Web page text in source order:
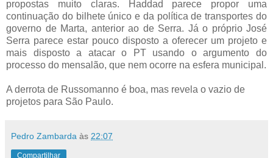
propostas muito claras. Haddad parece propor uma
continuação do bilhete único e da política de transportes do
governo de Marta, anterior ao de Serra. Já o próprio José
Serra parece estar pouco disposto a oferecer um projeto e
mais disposto a atacar o PT usando o argumento do
processo do mensalão, que nem ocorre na esfera municipal.
A derrota de Russomanno é boa, mas revela o vazio de
projetos para São Paulo.
Pedro Zambarda às 22:07
Compartilhar